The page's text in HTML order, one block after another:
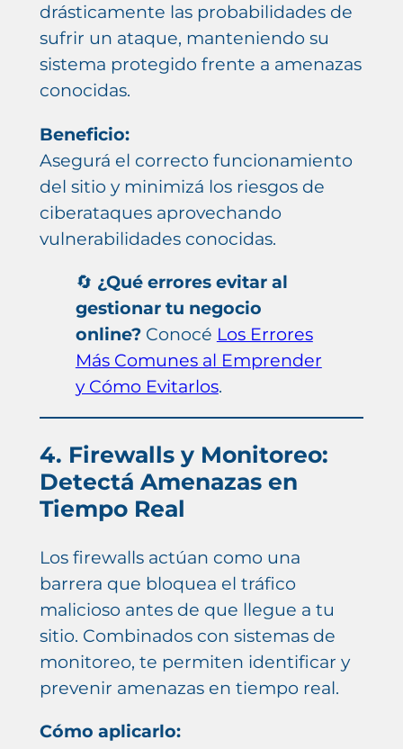
drásticamente las probabilidades de
sufrir un ataque, manteniendo su
sistema protegido frente a amenazas
conocidas.
Beneficio:
Asegurá el correcto funcionamiento
del sitio y minimizá los riesgos de
ciberataques aprovechando
vulnerabilidades conocidas.
🔄 ¿Qué errores evitar al
gestionar tu negocio
online?Conocé Los Errores
Más Comunes al Emprender
y Cómo Evitarlos.
4. Firewalls y Monitoreo:
Detectá Amenazas en
Tiempo Real
Los firewalls actúan como una
barrera que bloquea el tráfico
malicioso antes de que llegue a tu
sitio. Combinados con sistemas de
monitoreo, te permiten identificar y
prevenir amenazas en tiempo real.
Cómo aplicarlo: